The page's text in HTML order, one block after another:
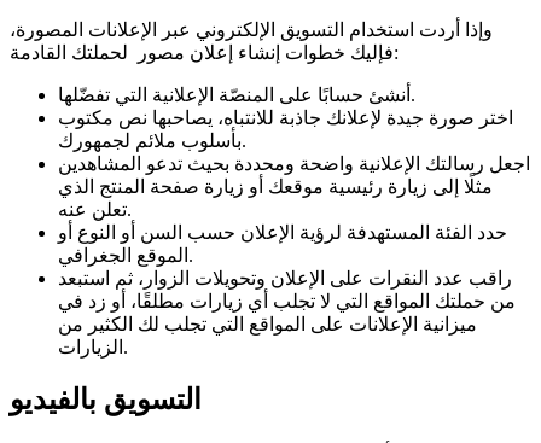
وإذا أردت استخدام التسويق الإلكتروني عبر الإعلانات المصورة،
فإليك خطوات إنشاء إعلان مصور لحملتك القادمة:
أنشئ حسابًا على المنصّة الإعلانية التي تفضّلها.
اختر صورة جيدة لإعلانك جاذبة للانتباه، يصاحبها نص مكتوب
بأسلوب ملائم لجمهورك.
اجعل رسالتك الإعلانية واضحة ومحددة بحيث تدعو المشاهدين
مثلًا إلى زيارة رئيسية موقعك أو زيارة صفحة المنتج الذي
تعلن عنه.
حدد الفئة المستهدفة لرؤية الإعلان حسب السن أو النوع أو
الموقع الجغرافي.
راقب عدد النقرات على الإعلان وتحويلات الزوار، ثم استبعد
من حملتك المواقع التي لا تجلب أي زيارات مطلقًا، أو زد في
ميزانية الإعلانات على المواقع التي تجلب لك الكثير من
الزيارات.
التسويق بالفيديو